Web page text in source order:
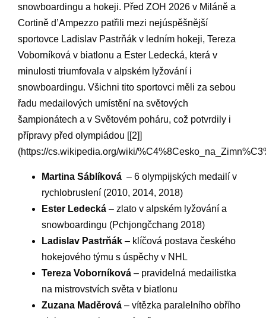
snowboardingu a hokeji. Před ZOH⁣ 2026‍ v‍ Miláně a
Cortině d’Ampezzo patřili mezi​ nejúspěšnější
sportovce Ladislav ​Pastrňák v⁢ ledním hokeji, ⁣Tereza
Voborníková v⁤ biatlonu⁤ a Ester​ Ledecká, která v⁢
minulosti triumfovala v alpském⁣ lyžování i
snowboardingu. Všichni tito sportovci měli za sebou
řadu medailových umístění na světových
šampionátech a v Světovém​ poháru,⁢ což potvrdily i
přípravy‍ před olympiádou [[2]]
(https://cs.wikipedia.org/wiki/
Martina⁣ Sáblíková ​ – ⁣6 olympijských medailí v
rychlobruslení (2010, 2014, 2018)
Ester ⁣Ledecká – zlato v alpském lyžování ⁢a
snowboardingu (Pchjongčchang‍ 2018)
Ladislav ⁤Pastrňák – klíčová postava českého
hokejového týmu s ⁣úspěchy v NHL
Tereza Voborníková – ‌pravidelná medailistka
na mistrovstvích ⁣světa ‍v biatlonu
Zuzana Maděrová – vítězka paralelního obřího